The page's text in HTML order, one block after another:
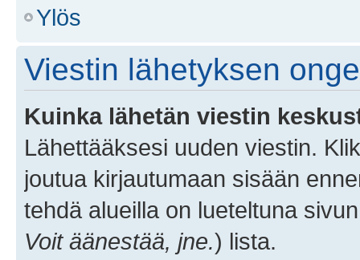
Ylös
Viestin lähetyksen
Kuinka lähetän viestin
Lähettääksesi uuden viestin.
joutua kirjautumaan sisään
tehdä alueilla on lueteltuna
Voit äänestää, jne.) lista.